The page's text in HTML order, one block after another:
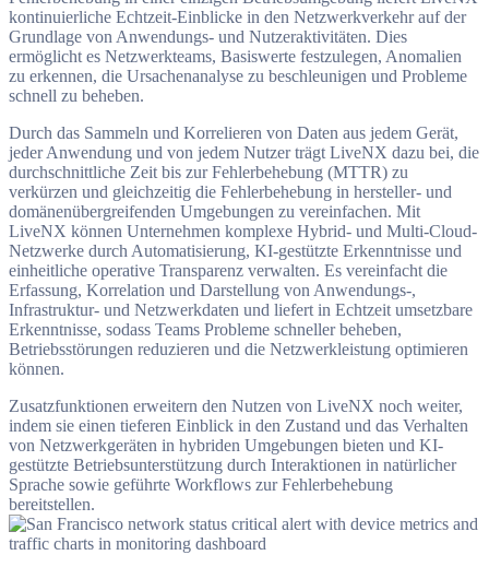
kontinuierliche Echtzeit-Einblicke in den Netzwerkverkehr auf der
Grundlage von Anwendungs- und Nutzeraktivitäten. Dies
ermöglicht es Netzwerkteams, Basiswerte festzulegen, Anomalien
zu erkennen, die Ursachenanalyse zu beschleunigen und Probleme
schnell zu beheben.
Durch das Sammeln und Korrelieren von Daten aus jedem Gerät,
jeder Anwendung und von jedem Nutzer trägt LiveNX dazu bei, die
durchschnittliche Zeit bis zur Fehlerbehebung (MTTR) zu
verkürzen und gleichzeitig die Fehlerbehebung in hersteller- und
domänenübergreifenden Umgebungen zu vereinfachen. Mit
LiveNX können Unternehmen komplexe Hybrid- und Multi-Cloud-
Netzwerke durch Automatisierung, KI-gestützte Erkenntnisse und
einheitliche operative Transparenz verwalten. Es vereinfacht die
Erfassung, Korrelation und Darstellung von Anwendungs-,
Infrastruktur- und Netzwerkdaten und liefert in Echtzeit umsetzbare
Erkenntnisse, sodass Teams Probleme schneller beheben,
Betriebsstörungen reduzieren und die Netzwerkleistung optimieren
können.
Zusatzfunktionen erweitern den Nutzen von LiveNX noch weiter,
indem sie einen tieferen Einblick in den Zustand und das Verhalten
von Netzwerkgeräten in hybriden Umgebungen bieten und KI-
gestützte Betriebsunterstützung durch Interaktionen in natürlicher
Sprache sowie geführte Workflows zur Fehlerbehebung
bereitstellen.